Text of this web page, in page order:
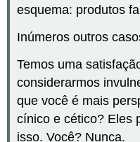
esquema: produtos
Inúmeros outros
Temos uma
considerarmos
que você é mais
cínico e cético? Eles
isso. Você? Nunca.